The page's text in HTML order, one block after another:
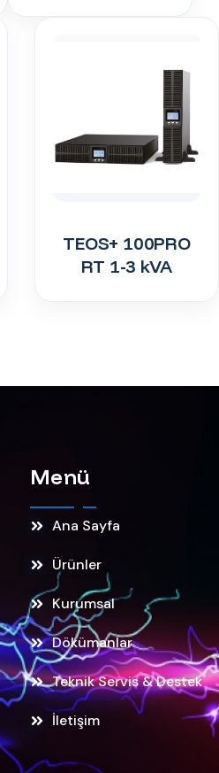
TEOS+ 100PRO
RT 1-3 kVA
Menü
Ana Sayfa
Ürünler
Kurumsal
Dökümanlar
Teknik Servis & Destek
İletişim